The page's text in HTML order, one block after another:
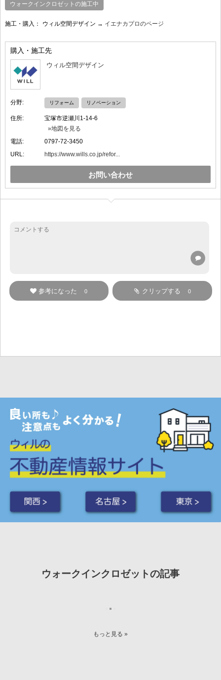
ウォークインクロゼットの施工中
施工・購入： ウィル空間デザイン → イエナカプロのページ
購入・施工先
ウィル空間デザイン
分野: リフォーム リノベーション
住所:
宝塚市逆瀬川1-14-6
»地図を見る
電話:
0797-72-3450
URL:
https://www.wills.co.jp/refor...
お問い合わせ
クリップする 0
参考になった 0
関西 > 名古屋 > 東京 >
ウォークインクロゼットの記事
もっと見る »